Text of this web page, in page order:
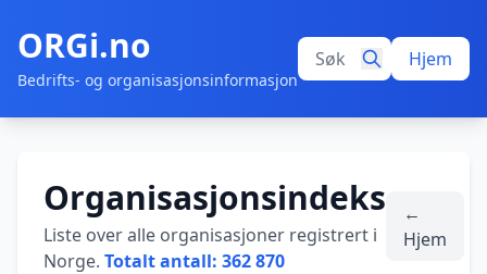
ORGi.no
Bedrifts- og organisasjonsinformasjon
Hjem
Organisasjonsindeks
Liste over alle organisasjoner registrert i
Norge. Totalt antall: 362 870
←
Hjem